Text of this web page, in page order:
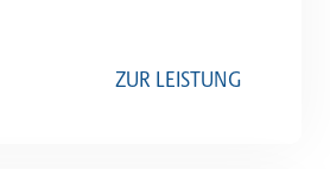
ZUR LEISTUNG